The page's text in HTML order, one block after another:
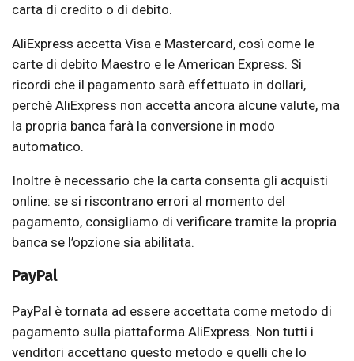
carta di credito o di debito.
AliExpress accetta Visa e Mastercard, così come le
carte di debito Maestro e le American Express. Si
ricordi che il pagamento sarà effettuato in dollari,
perchè AliExpress non accetta ancora alcune valute, ma
la propria banca farà la conversione in modo
automatico.
Inoltre è necessario che la carta consenta gli acquisti
online: se si riscontrano errori al momento del
pagamento, consigliamo di verificare tramite la propria
banca se l’opzione sia abilitata.
PayPal
PayPal è tornata ad essere accettata come metodo di
pagamento sulla piattaforma AliExpress. Non tutti i
venditori accettano questo metodo e quelli che lo